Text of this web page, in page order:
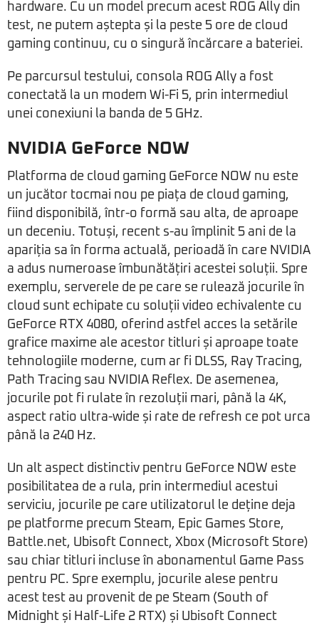
hardware. Cu un model precum acest ROG Ally din
test, ne putem aștepta și la peste 5 ore de cloud
gaming continuu, cu o singură încărcare a bateriei.
Pe parcursul testului, consola ROG Ally a fost
conectată la un modem Wi-Fi 5, prin intermediul
unei conexiuni la banda de 5 GHz.
NVIDIA GeForce NOW
Platforma de cloud gaming GeForce NOW nu este
un jucător tocmai nou pe piața de cloud gaming,
fiind disponibilă, într-o formă sau alta, de aproape
un deceniu. Totuși, recent s-au împlinit 5 ani de la
apariția sa în forma actuală, perioadă în care NVIDIA
a adus numeroase îmbunătățiri acestei soluții. Spre
exemplu, serverele de pe care se rulează jocurile în
cloud sunt echipate cu soluții video echivalente cu
GeForce RTX 4080, oferind astfel acces la setările
grafice maxime ale acestor titluri și aproape toate
tehnologiile moderne, cum ar fi DLSS, Ray Tracing,
Path Tracing sau NVIDIA Reflex. De asemenea,
jocurile pot fi rulate în rezoluții mari, până la 4K,
aspect ratio ultra-wide și rate de refresh ce pot urca
până la 240 Hz.
Un alt aspect distinctiv pentru GeForce NOW este
posibilitatea de a rula, prin intermediul acestui
serviciu, jocurile pe care utilizatorul le deține deja
pe platforme precum Steam, Epic Games Store,
Battle.net, Ubisoft Connect, Xbox (Microsoft Store)
sau chiar titluri incluse în abonamentul Game Pass
pentru PC. Spre exemplu, jocurile alese pentru
acest test au provenit de pe Steam (South of
Midnight și Half-Life 2 RTX) și Ubisoft Connect